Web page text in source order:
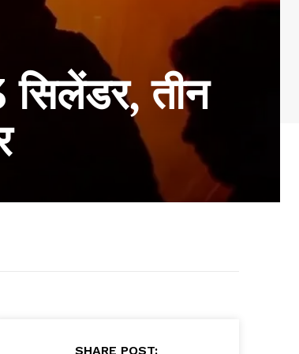
तीन
SHARE POST: